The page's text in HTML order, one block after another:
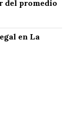
del promedio
en La